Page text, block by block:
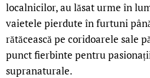
localnicilor, au lăsat urme în
vaietele pierdute în furtuni
rătăcească pe coridoarele sale
punct fierbinte pentru
supranaturale.